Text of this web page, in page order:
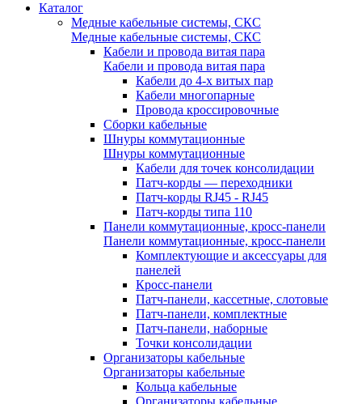
Каталог
Медные кабельные системы, СКС
Медные кабельные системы, СКС
Кабели и провода витая пара
Кабели и провода витая пара
Кабели до 4-х витых пар
Кабели многопарные
Провода кроссировочные
Сборки кабельные
Шнуры коммутационные
Шнуры коммутационные
Кабели для точек консолидации
Патч-корды — переходники
Патч-корды RJ45 - RJ45
Патч-корды типа 110
Панели коммутационные, кросс-панели
Панели коммутационные, кросс-панели
Комплектующие и аксессуары для
панелей
Кросс-панели
Патч-панели, кассетные, слотовые
Патч-панели, комплектные
Патч-панели, наборные
Точки консолидации
Организаторы кабельные
Организаторы кабельные
Кольца кабельные
Организаторы кабельные,